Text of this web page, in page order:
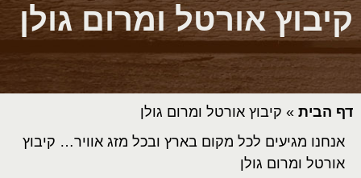
קיבוץ אורטל ומרום גולן
דף הבית » קיבוץ אורטל ומרום גולן
אנחנו מגיעים לכל מקום בארץ ובכל מזג אוויר… קיבוץ
אורטל ומרום גולן